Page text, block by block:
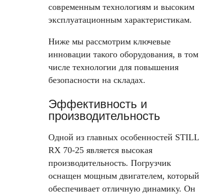
современным технологиям и высоким
эксплуатационным характеристикам.
Ниже мы рассмотрим ключевые
инновации такого оборудования, в том
числе технологии для повышения
безопасности на складах.
Эффективность и
производительность
Одной из главных особенностей STILL
RX 70-25 является высокая
производительность. Погрузчик
оснащен мощным двигателем, который
обеспечивает отличную динамику. Он